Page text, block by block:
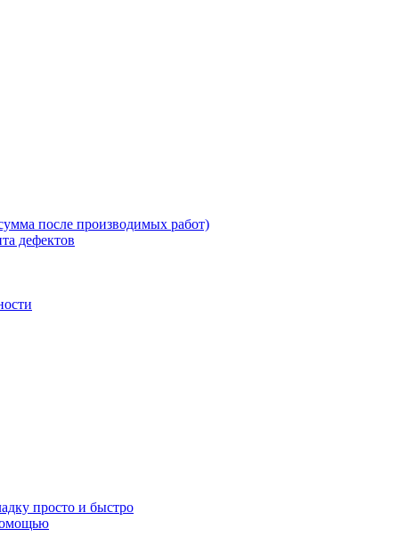
после производимых работ)
дефектов
просто и быстро